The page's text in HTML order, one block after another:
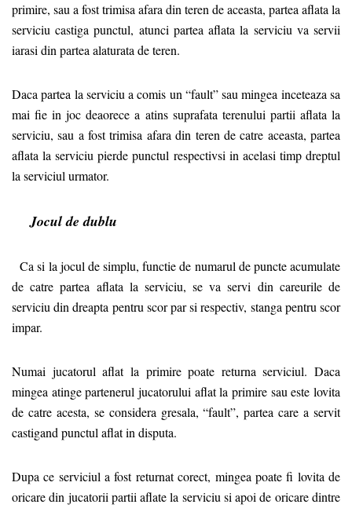
primire, sau a fost trimisa afara din teren de aceasta, partea aflata la
serviciu castiga punctul, atunci partea aflata la serviciu va servii
iarasi din partea alaturata de teren.
Daca partea la serviciu a comis un “fault” sau mingea inceteaza sa
mai fie in joc deaorece a atins suprafata terenului partii aflata la
serviciu, sau a fost trimisa afara din teren de catre aceasta, partea
aflata la serviciu pierde punctul respectivsi in acelasi timp dreptul
la serviciul urmator.
Jocul de dublu
Ca si la jocul de simplu, functie de numarul de puncte acumulate
de catre partea aflata la serviciu, se va servi din careurile de
serviciu din dreapta pentru scor par si respectiv, stanga pentru scor
impar.
Numai jucatorul aflat la primire poate returna serviciul. Daca
mingea atinge partenerul jucatorului aflat la primire sau este lovita
de catre acesta, se considera gresala, “fault”, partea care a servit
castigand punctul aflat in disputa.
Dupa ce serviciul a fost returnat corect, mingea poate fi lovita de
oricare din jucatorii partii aflate la serviciu si apoi de oricare dintre